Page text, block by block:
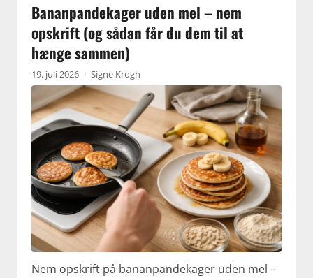
Bananpandekager uden mel – nem
opskrift (og sådan får du dem til at
hænge sammen)
19. juli 2026 · Signe Krogh
Nem opskrift på bananpandekager uden mel –